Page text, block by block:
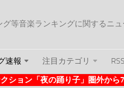
等音楽ランキングに関するニュ
速報 注目カテゴリ RSS
ション「夜の踊り子」圏外から